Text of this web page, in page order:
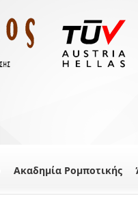
Ακαδημία Ρομποτικής